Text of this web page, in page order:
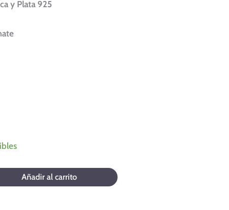
y Plata 925
Añadir al carrito